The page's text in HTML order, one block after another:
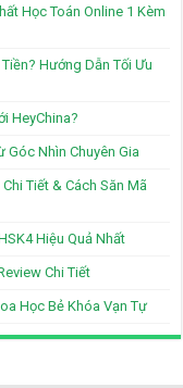
Học Toán Online 1 Kèm
Hướng Dẫn Tối Ưu
HeyChina?
Góc Nhìn Chuyên Gia
Tiết & Cách Săn Mã
Hiệu Quả Nhất
Chi Tiết
Học Bẻ Khóa Vạn Tự